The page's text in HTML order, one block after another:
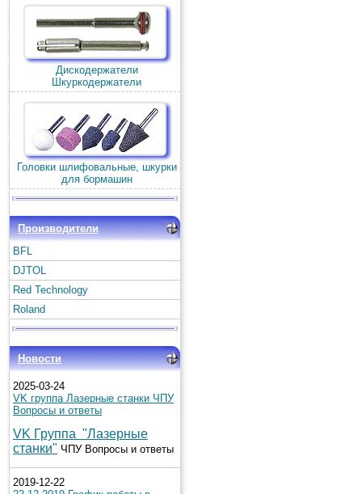
Дискодержатели
Шкуркодержатели
Головки шлифовальные, шкурки
для бормашин
Производители
BFL
DJTOL
Red Technology
Roland
Новости
2025-03-24
VK группа Лазерные станки ЧПУ
Вопросы и ответы
VK Группа "Лазерные
станки" ЧПУ Вопросы и ответы
2019-12-22